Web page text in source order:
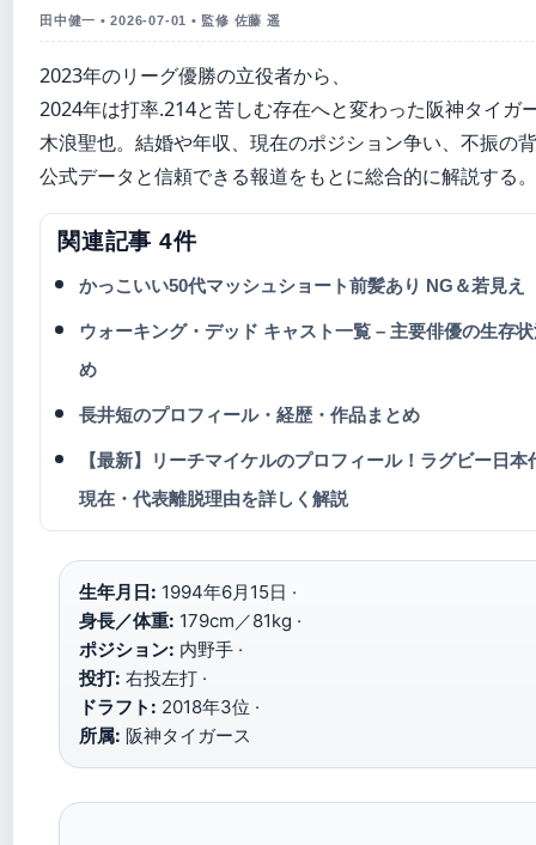
田中健一 • 2026-07-01 • 監修 佐藤 遥
2023年のリーグ優勝の立役者から、
2024年は打率.214と苦しむ存在へと変わった阪神タイガ
木浪聖也。結婚や年収、現在のポジション争い、不振の
公式データと信頼できる報道をもとに総合的に解説する。
関連記事 4件
かっこいい50代マッシュショート前髪あり NG＆若見え
ウォーキング・デッド キャスト一覧 – 主要俳優の生存
め
長井短のプロフィール・経歴・作品まとめ
【最新】リーチマイケルのプロフィール！ラグビー日
現在・代表離脱理由を詳しく解説
生年月日: 1994年6月15日 ·
身長／体重: 179cm／81kg ·
ポジション: 内野手 ·
投打: 右投左打 ·
ドラフト: 2018年3位 ·
所属: 阪神タイガース